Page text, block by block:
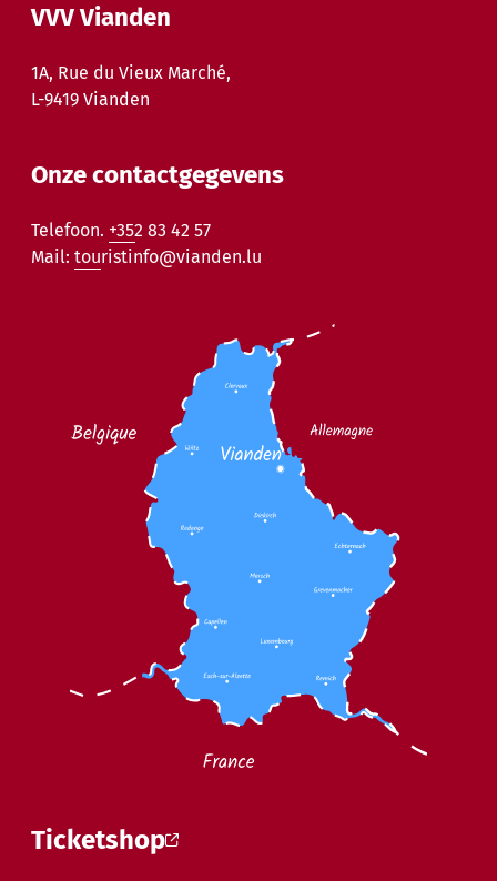
VVV Vianden
1A, Rue du Vieux Marché,
L-9419 Vianden
Onze contactgegevens
Telefoon. +352 83 42 57
Mail: touristinfo@vianden.lu
Ticketshop